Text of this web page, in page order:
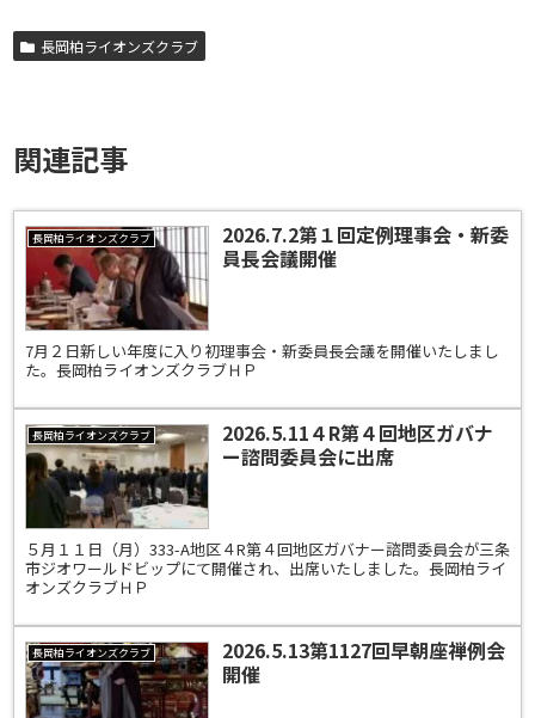
長岡柏ライオンズクラブ
関連記事
長岡柏ライオンズクラブ
2026.7.2第１回定例理事会・新委
員長会議開催
7月２日新しい年度に入り初理事会・新委員長会議を開催いたしまし
た。長岡柏ライオンズクラブＨＰ
長岡柏ライオンズクラブ
2026.5.11４R第４回地区ガバナ
ー諮問委員会に出席
５月１１日（月）333-A地区４R第４回地区ガバナー諮問委員会が三条
市ジオワールドビップにて開催され、出席いたしました。長岡柏ライ
オンズクラブＨＰ
長岡柏ライオンズクラブ
2026.5.13第1127回早朝座禅例会
開催